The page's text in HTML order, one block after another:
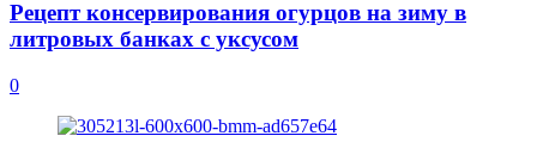
Рецепт консервирования огурцов на зиму в
литровых банках с уксусом
0